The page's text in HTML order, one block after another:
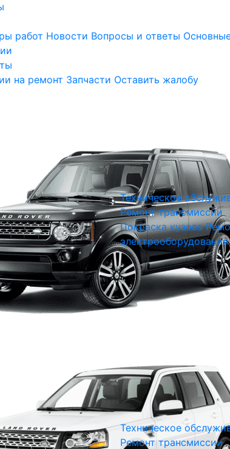
работ Новости Вопросы и ответы
на ремонт Запчасти Оставить жалобу
Техническое
Ремонт трансмиссии
Покраска кузова
электрооборудования
Техническое
Ремонт трансмиссии